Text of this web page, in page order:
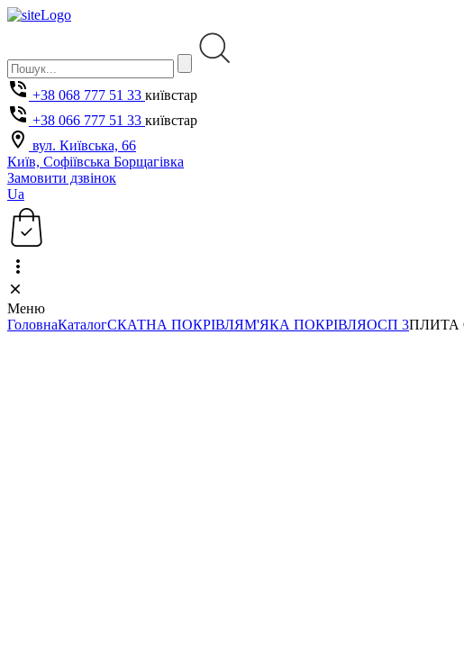
+38 068 777 51 33 київстар
+38 066 777 51 33 київстар
вул. Київська, 66
Київ, Софіївська Борщагівка
Замовити дзвінок
Ua
Меню
ГоловнаКаталогСКАТНА ПОКРІВЛЯМ'ЯКА ПОКРІВЛЯОСП 3ПЛИТА